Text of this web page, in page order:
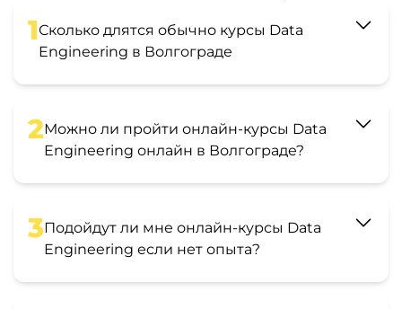
1Сколько длятся обычно курсы Data
Engineering в Волгограде
2Можно ли пройти онлайн-курсы Data
Engineering онлайн в Волгограде?
3Подойдут ли мне онлайн-курсы Data
Engineering если нет опыта?